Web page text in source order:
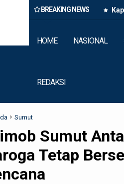
BREAKING NEWS
Malam
HOME NASIONAL
REDAKSI
Sumut
Sumut
Tetap